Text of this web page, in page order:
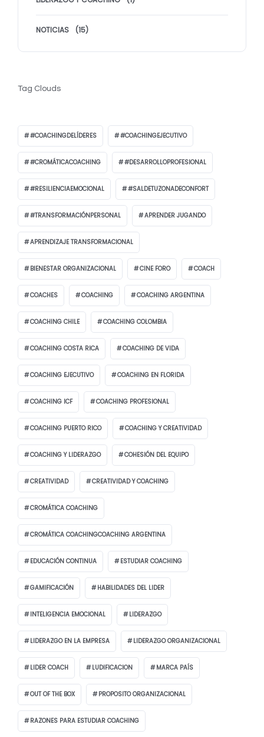
NOTICIAS (15)
Tag Clouds
#COACHINGDELÍDERES #COACHINGEJECUTIVO
#CROMÁTICACOACHING #DESARROLLOPROFESIONAL
#RESILIENCIAEMOCIONAL #SALDETUZONADECONFORT
#TRANSFORMACIÓNPERSONAL APRENDER JUGANDO
APRENDIZAJE TRANSFORMACIONAL
BIENESTAR ORGANIZACIONAL CINE FORO COACH
COACHES COACHING COACHING ARGENTINA
COACHING CHILE COACHING COLOMBIA
COACHING COSTA RICA COACHING DE VIDA
COACHING EJECUTIVO COACHING EN FLORIDA
COACHING ICF COACHING PROFESIONAL
COACHING PUERTO RICO COACHING Y CREATIVIDAD
COACHING Y LIDERAZGO COHESIÓN DEL EQUIPO
CREATIVIDAD CREATIVIDAD Y COACHING
CROMÁTICA COACHING
CROMÁTICA COACHINGCOACHING ARGENTINA
EDUCACIÓN CONTINUA ESTUDIAR COACHING
GAMIFICACIÓN HABILIDADES DEL LIDER
INTELIGENCIA EMOCIONAL LIDERAZGO
LIDERAZGO EN LA EMPRESA LIDERAZGO ORGANIZACIONAL
LIDER COACH LUDIFICACION MARCA PAÍS
OUT OF THE BOX PROPOSITO ORGANIZACIONAL
RAZONES PARA ESTUDIAR COACHING